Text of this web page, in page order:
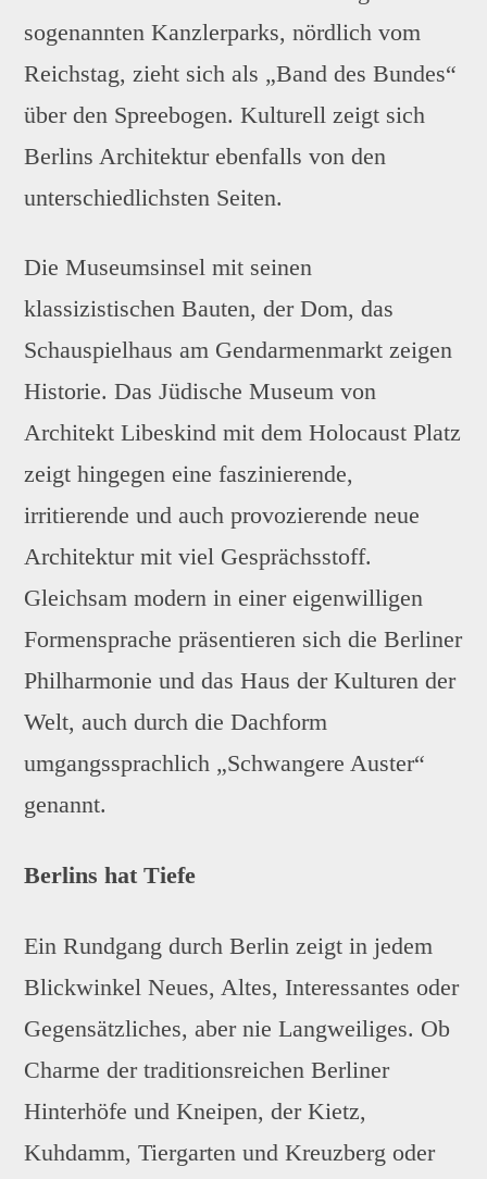
sogenannten Kanzlerparks, nördlich vom
Reichstag, zieht sich als „Band des Bundes“
über den Spreebogen. Kulturell zeigt sich
Berlins Architektur ebenfalls von den
unterschiedlichsten Seiten.
Die Museumsinsel mit seinen
klassizistischen Bauten, der Dom, das
Schauspielhaus am Gendarmenmarkt zeigen
Historie. Das Jüdische Museum von
Architekt Libeskind mit dem Holocaust Platz
zeigt hingegen eine faszinierende,
irritierende und auch provozierende neue
Architektur mit viel Gesprächsstoff.
Gleichsam modern in einer eigenwilligen
Formensprache präsentieren sich die Berliner
Philharmonie und das Haus der Kulturen der
Welt, auch durch die Dachform
umgangssprachlich „Schwangere Auster“
genannt.
Berlins hat Tiefe
Ein Rundgang durch Berlin zeigt in jedem
Blickwinkel Neues, Altes, Interessantes oder
Gegensätzliches, aber nie Langweiliges. Ob
Charme der traditionsreichen Berliner
Hinterhöfe und Kneipen, der Kietz,
Kuhdamm, Tiergarten und Kreuzberg oder